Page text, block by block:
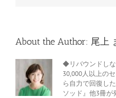
か
安
は
About the Author: 尾上
◆リバウンドし
30,000人以上の
ら自力で回復し
ソッド』他3冊が